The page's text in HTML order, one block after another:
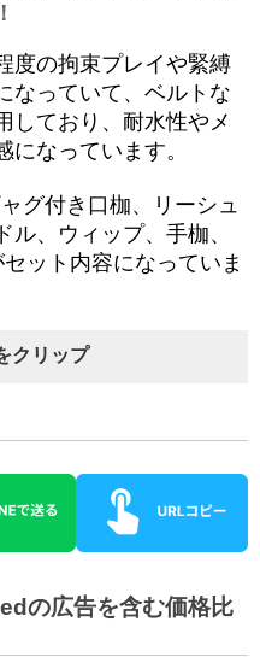
度の拘束プレイや緊縛
なっていて、ベルトな
しており、耐水性やメ
になっています。
グ付き口枷、リーシュ
、ウィップ、手枷、
ット内容になっていま
クリップ
の広告を含む価格比